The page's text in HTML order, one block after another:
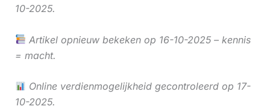
10-2025.
Artikel opnieuw bekeken op 16-10-2025 – kennis
= macht.
Online verdienmogelijkheid gecontroleerd op 17-
10-2025.